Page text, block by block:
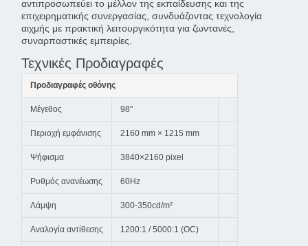
αντιπροσωπεύει το μέλλον της εκπαίδευσης και της
επιχειρηματικής συνεργασίας, συνδυάζοντας τεχνολογία
αιχμής με πρακτική λειτουργικότητα για ζωντανές,
συναρπαστικές εμπειρίες.
Τεχνικές Προδιαγραφές
Προδιαγραφές οθόνης
Μέγεθος 98"
Περιοχή εμφάνισης 2160 mm × 1215 mm
Ψήφισμα 3840×2160 pixel
Ρυθμός ανανέωσης 60Hz
Λάμψη 300-350cd/m²
Αναλογία αντίθεσης 1200:1 / 5000:1 (OC)